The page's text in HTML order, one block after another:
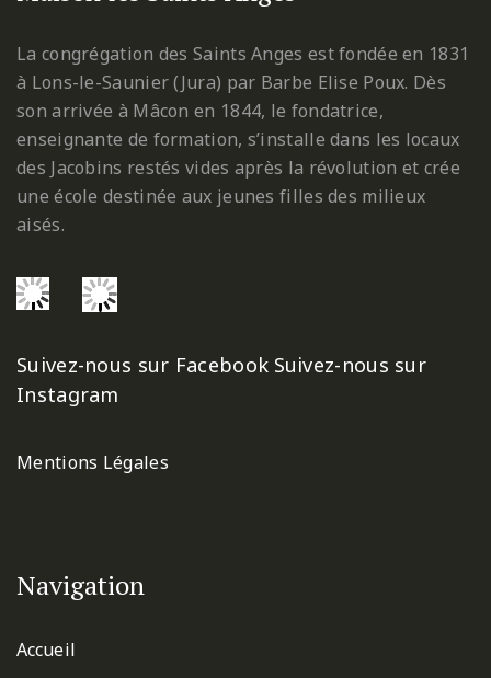
La congrégation des Saints Anges est fondée en 1831
à Lons-le-Saunier (Jura) par Barbe Elise Poux. Dès
son arrivée à Mâcon en 1844, le fondatrice,
enseignante de formation, s’installe dans les locaux
des Jacobins restés vides après la révolution et crée
une école destinée aux jeunes filles des milieux
aisés.
Suivez-nous sur Facebook Suivez-nous sur
Instagram
Mentions Légales
Navigation
Accueil